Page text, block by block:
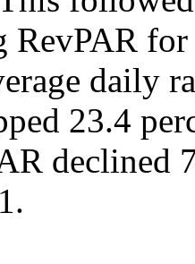
RevPAR
daily
23.4
declined